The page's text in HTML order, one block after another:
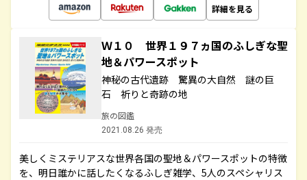
詳細を見る
Ｗ１０ 世界１９７ヵ国のふしぎな聖
地＆パワースポット
神秘の古代遺跡 驚異の大自然 謎の巨
石 祈りと奇跡の地
旅の図鑑
2021.08.26 発売
美しくミステリアスな世界各国の聖地＆パワースポットの特徴
を、明日誰かに話したくなるふしぎ雑学、5人のスペシャリス